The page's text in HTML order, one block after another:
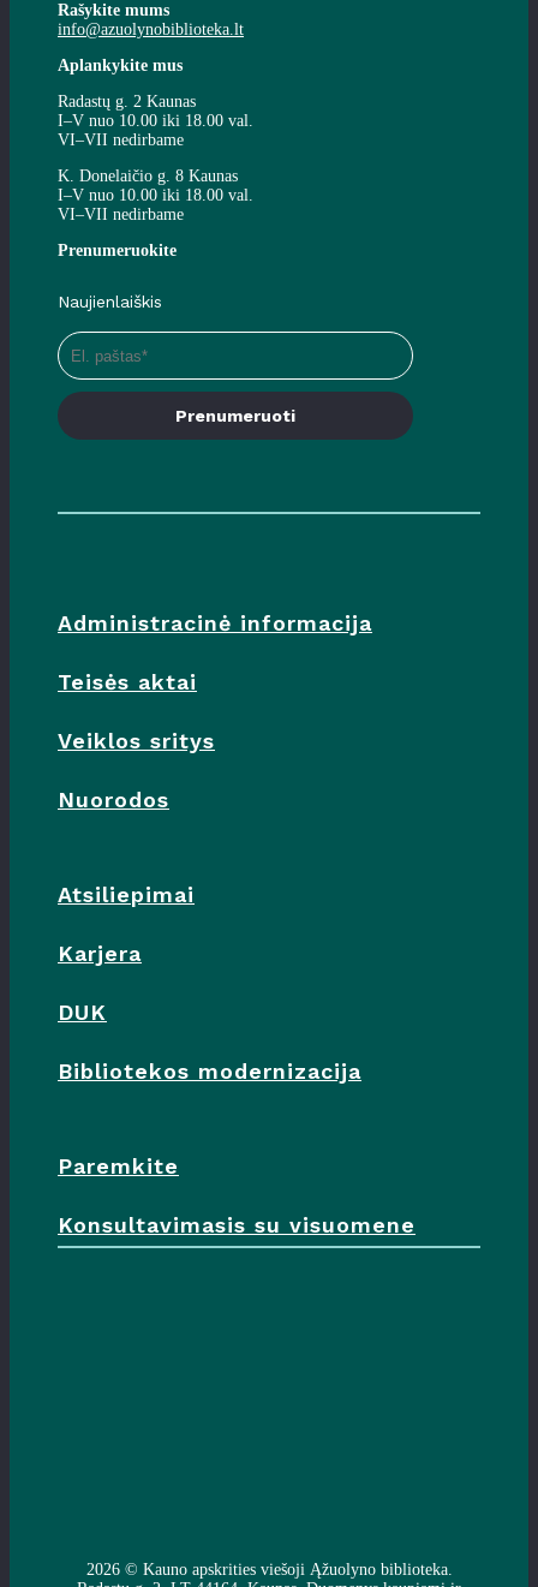
Rašykite mums
info@azuolynobiblioteka.lt
Aplankykite mus
Radastų g. 2 Kaunas
I–V nuo 10.00 iki 18.00 val.
VI–VII nedirbame
K. Donelaičio g. 8 Kaunas
I–V nuo 10.00 iki 18.00 val.
VI–VII nedirbame
Prenumeruokite
Naujienlaiškis
Prenumeruoti
Administracinė informacija
Teisės aktai
Veiklos sritys
Nuorodos
Atsiliepimai
Karjera
DUK
Bibliotekos modernizacija
Paremkite
Konsultavimasis su visuomene
2026 © Kauno apskrities viešoji Ąžuolyno biblioteka.